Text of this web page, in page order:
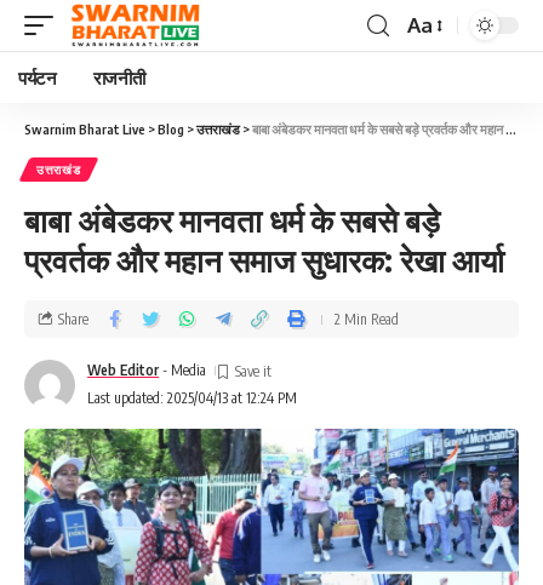
Aa
पर्यटन राजनीती
Swarnim Bharat Live >Blog >उत्तराखंड>बाबा अंबेडकर मानवता धर्म के सबसे बड़े प्रवर्तक और महान समाज सुधारक: रेखा आर्या
उत्तराखंड
बाबा अंबेडकर मानवता धर्म के सबसे बड़े
प्रवर्तक और महान समाज सुधारक: रेखा आर्या
Last updated: 2025/04/13 at 12:24 PM
Web Editor - Media
Share 2 Min Read